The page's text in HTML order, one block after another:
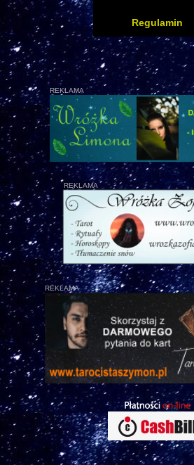
Regulamin
REKLAMA
REKLAMA
REKLAMA